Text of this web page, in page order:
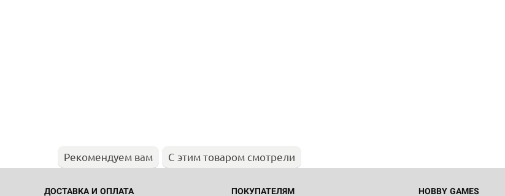
Рекомендуем вам С этим товаром смотрели
ДОСТАВКА И ОПЛАТА ПОКУПАТЕЛЯМ HOBBY GAMES